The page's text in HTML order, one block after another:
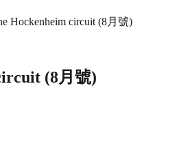
Hockenheim circuit (8月號)
(8月號)